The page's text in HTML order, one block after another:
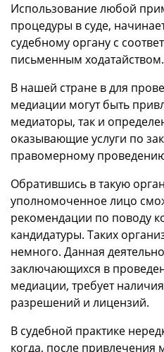
Использование любой
процедуры в суде,
судебному органу с
письменным ходатайством.
В нашей стране в для
медиации могут быть
медиаторы, так и
оказывающие услуги по
правомерному
Обратившись в такую
уполномоченное лицо
рекомендации по поводу
кандидатуры. Таких
немного. Данная
заключающихся в
медиации, требует
разрешений и лицензий.
В судебной практике
когда, после привлечения